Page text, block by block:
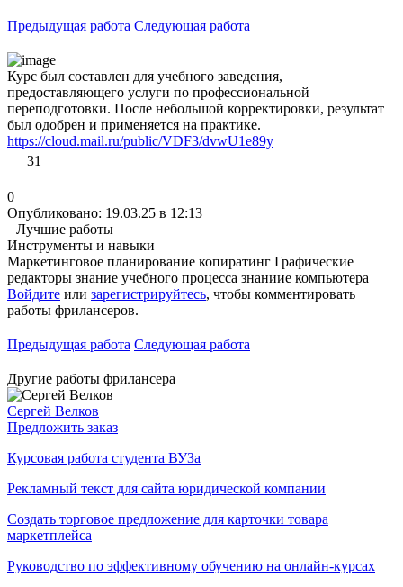
Предыдущая работа Следующая работа
Курс был составлен для учебного заведения,
предоставляющего услуги по профессиональной
переподготовки. После небольшой корректировки, результат
был одобрен и применяется на практике.
https://cloud.mail.ru/public/VDF3/dvwU1e89y
31
0
Опубликовано: 19.03.25 в 12:13
Лучшие работы
Инструменты и навыки
Маркетинговое планирование копиратинг Графические
редакторы знание учебного процесса знаниие компьютера
Войдите или зарегистрируйтесь, чтобы комментировать
работы фрилансеров.
Предыдущая работа Следующая работа
Другие работы фрилансера
Сергей Велков
Предложить заказ
Курсовая работа студента ВУЗа
Рекламный текст для сайта юридической компании
Создать торговое предложение для карточки товара
маркетплейса
Руководство по эффективному обучению на онлайн-курсах